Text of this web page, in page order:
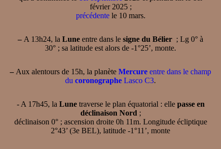
février 2025 ;
précédentele 10 mars.
– A 13h24, la Lune entre dans le signe du Bélier ; Lg 0° à
30° ; sa latitude est alors de -1°25’, monte.
– Aux alentours de 15h, la planète Mercure entre dans le champ
du coronographe Lasco C3.
- A 17h45, la Lunetraverse le plan équatorial : elle passe en
déclinaison Nord ;
déclinaison 0° ; ascension droite 0h 11m. Longitude écliptique
2°43’ (3e BEL), latitude -1°11’, monte